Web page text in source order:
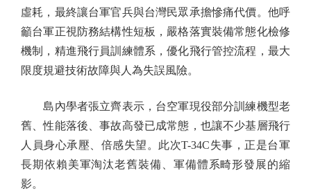
虛耗，最終讓台軍官兵與台灣民眾承擔慘痛代價。他呼
籲台軍正視防務結構性短板，嚴格落實裝備常態化檢修
機制，精進飛行員訓練體系，優化飛行管控流程，最大
限度規避技術故障與人為失誤風險。
島內學者張立齊表示，台空軍現役部分訓練機型老
舊、性能落後、事故高發已成常態，也讓不少基層飛行
人員身心承壓、倍感失望。此次T-34C失事，正是台軍
長期依賴美軍淘汰老舊裝備、軍備體系畸形發展的縮
影。